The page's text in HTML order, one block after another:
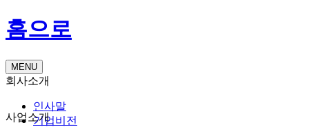
홈으로
MENU
회사소개
인사말
기업비전
사업소개